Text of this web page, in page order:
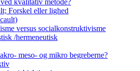
Forskel eller lighed
versus socialkonstruktivisme
/hermeneutisk
meso- og mikro begreberne?